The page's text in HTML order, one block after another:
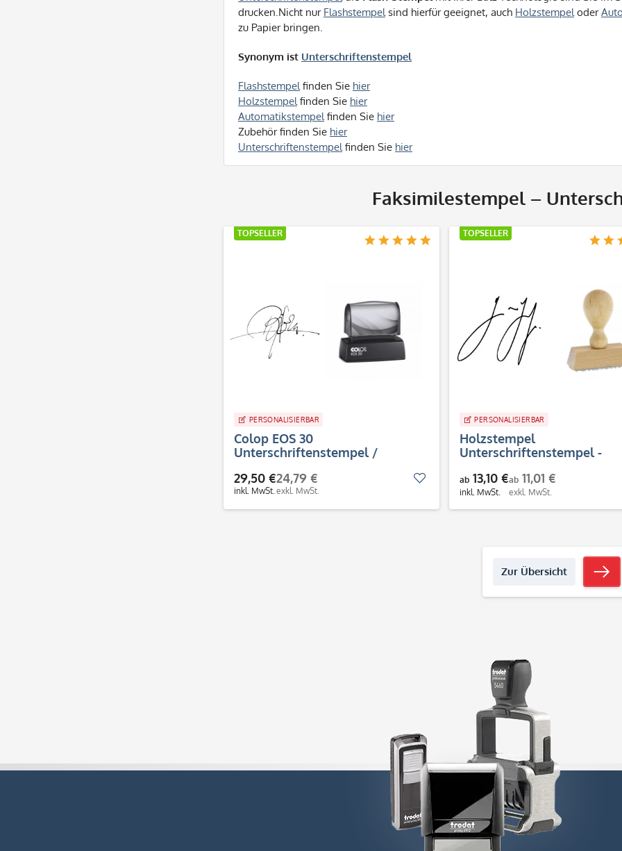
drucken.Nicht nur Flashstempelsind hierfür geeignet, auch Holzstempeloder
zu Papier bringen.
Synonym ist Unterschriftenstempel
Flashstempelfinden Sie hier
Holzstempelfinden Sie hier
Automatikstempelfinden Sie hier
Zubehör finden Sie hier
Unterschriftenstempelfinden Sie hier
Faksimilestempel –
TOPSELLER
PERSONALISIERBAR
Colop EOS 30
Unterschriftenstempel /
29,50 €
inkl. MwSt.
24,79 €
exkl. MwSt.
Merken
TOPSELLER
PERSONALISIERBAR
Holzstempel
Unterschriftenstempel -
ab13,10 €
inkl. MwSt.
ab11,01 €
exkl. MwSt.
Zur Übersicht